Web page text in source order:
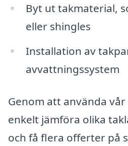
Byt ut takmaterial,
eller shingles
Installation av
avvattningssystem
Genom att använda
enkelt jämföra olika
och få flera offerter på